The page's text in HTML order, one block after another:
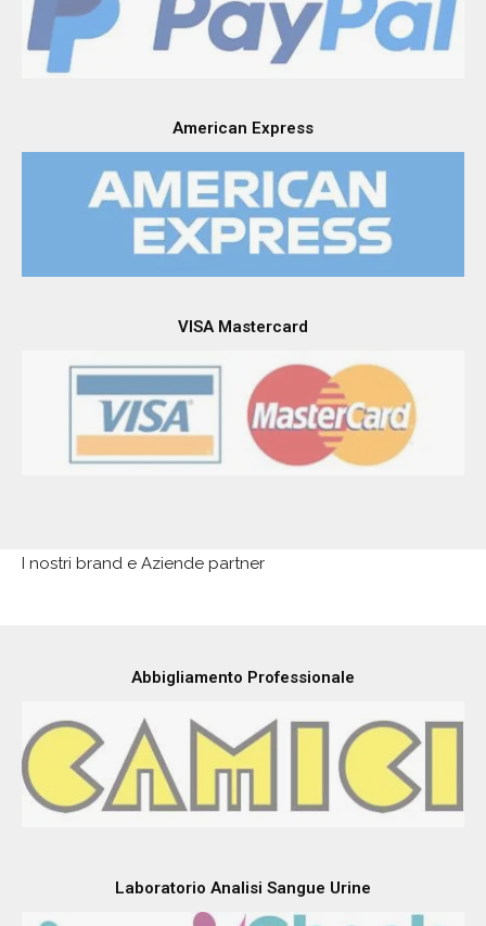
American Express
VISA Mastercard
I nostri brand e Aziende partner
Abbigliamento Professionale
Laboratorio Analisi Sangue Urine